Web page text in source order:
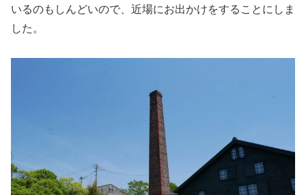
いるのもしんどいので、近場にお出かけをすることにしま
した。